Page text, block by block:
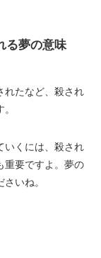
る夢の意味
れたなど、殺され
いくには、殺され
重要ですよ。夢の
いね。